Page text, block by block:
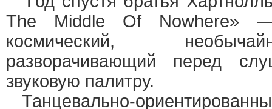
The Middle Of Nowhere»
космический,
разворачивающий перед
звуковую палитру.
Танцевально-